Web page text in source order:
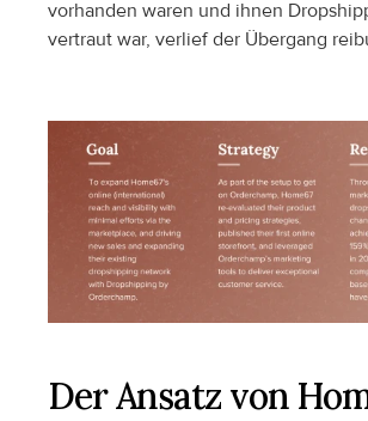
vorhanden waren und ihnen
vertraut war, verlief der Übergang
Der Ansatz von